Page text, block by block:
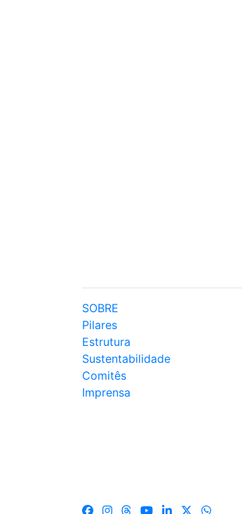
SOBRE
Pilares
Estrutura
Sustentabilidade
Comitês
Imprensa